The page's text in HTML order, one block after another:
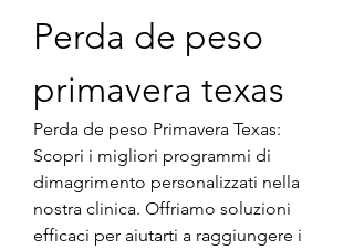
Perda de peso
primavera texas
Perda de peso Primavera Texas:
Scopri i migliori programmi di
dimagrimento personalizzati nella
nostra clinica. Offriamo soluzioni
efficaci per aiutarti a raggiungere i